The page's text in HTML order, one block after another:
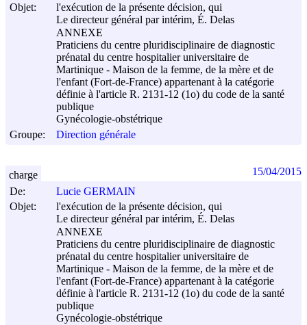
Objet:
l'exécution de la présente décision, qui
Le directeur général par intérim, É. Delas
ANNEXE
Praticiens du centre pluridisciplinaire de diagnostic
prénatal du centre hospitalier universitaire de
Martinique - Maison de la femme, de la mère et de
l'enfant (Fort-de-France) appartenant à la catégorie
définie à l'article R. 2131-12 (1o) du code de la santé
publique
Gynécologie-obstétrique
Groupe:
Direction générale
De:
Lucie GERMAIN
Objet:
l'exécution de la présente décision, qui
Le directeur général par intérim, É. Delas
ANNEXE
Praticiens du centre pluridisciplinaire de diagnostic
prénatal du centre hospitalier universitaire de
Martinique - Maison de la femme, de la mère et de
l'enfant (Fort-de-France) appartenant à la catégorie
définie à l'article R. 2131-12 (1o) du code de la santé
publique
Gynécologie-obstétrique
charge 15/04/2015